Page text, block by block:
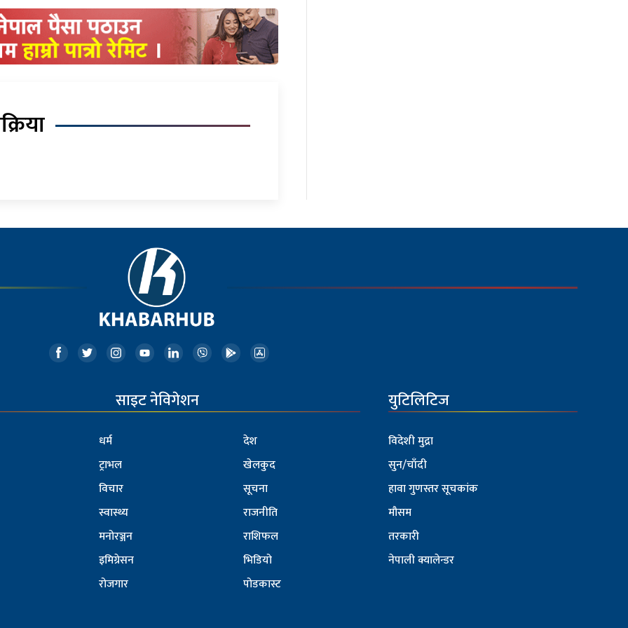
साइट नेविगेशन
धर्म
ट्राभल
विचार
स्वास्थ्य
मनोरञ्जन
इमिग्रेसन
रोजगार
देश
खेलकुद
सूचना
राजनीति
राशिफल
भिडियो
पोडकास्ट
युटिलिटिज
विदेशी मुद्रा
सुन/चाँदी
हावा गुणस्तर सूचकांक
मौसम
तरकारी
नेपाली क्यालेन्डर